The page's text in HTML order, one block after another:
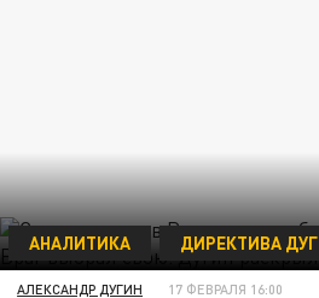
АНАЛИТИКА ДИРЕКТИВА
АЛЕКСАНДР ДУГИН 17 ФЕВРАЛЯ 16:00